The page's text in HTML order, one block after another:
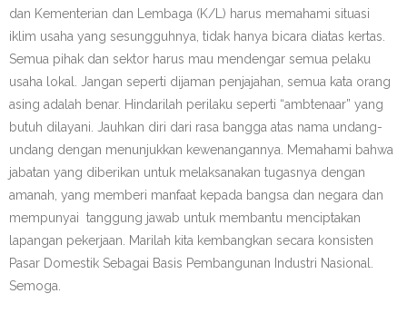
dan Kementerian dan Lembaga (K/L) harus memahami situasi
iklim usaha yang sesungguhnya, tidak hanya bicara diatas kertas.
Semua pihak dan sektor harus mau mendengar semua pelaku
usaha lokal. Jangan seperti dijaman penjajahan, semua kata orang
asing adalah benar. Hindarilah perilaku seperti “ambtenaar” yang
butuh dilayani. Jauhkan diri dari rasa bangga atas nama undang-
undang dengan menunjukkan kewenangannya. Memahami bahwa
jabatan yang diberikan untuk melaksanakan tugasnya dengan
amanah, yang memberi manfaat kepada bangsa dan negara dan
mempunyai tanggung jawab untuk membantu menciptakan
lapangan pekerjaan. Marilah kita kembangkan secara konsisten
Pasar Domestik Sebagai Basis Pembangunan Industri Nasional.
Semoga.